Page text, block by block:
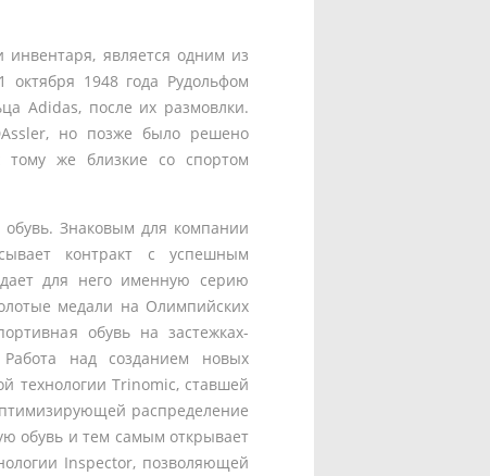
является одним из
1948 года Рудольфом
Adidas, после их размовлки.
но позже было решено
тому же близкие со спортом
Знаковым для компании
контракт с успешным
для него именную серию
медали на Олимпийских
обувь на застежках-
над созданием новых
технологии Trinomic, ставшей
распределение
обувь и тем самым открывает
Inspector, позволяющей